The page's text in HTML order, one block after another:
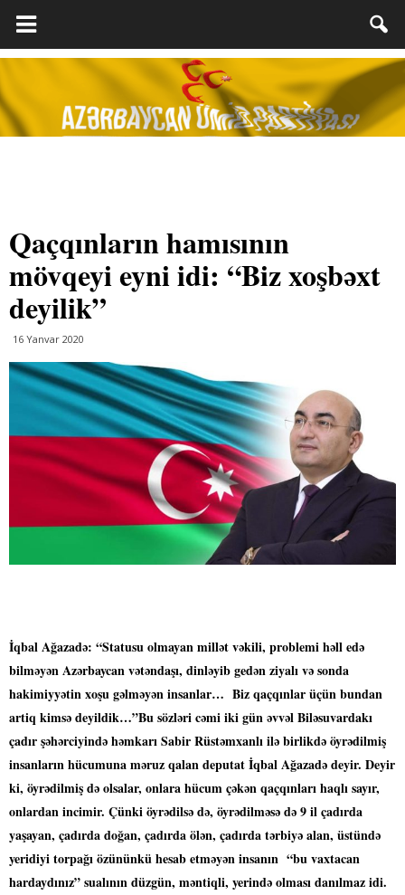
Qaçqınların hamısının
mövqeyi eyni idi: “Biz xoşbəxt
deyilik”
16 Yanvar 2020
İqbal Ağazadə: “Statusu olmayan millət vəkili, problemi həll edə
bilməyən Azərbaycan vətəndaşı, dinləyib gedən ziyalı və sonda
hakimiyyətin xoşu gəlməyən insanlar… Biz qaçqınlar üçün bundan
artiq kimsə deyildik…”Bu sözləri cəmi iki gün əvvəl Biləsuvardakı
çadır şəhərciyində həmkarı Sabir Rüstəmxanlı ilə birlikdə öyrədilmiş
insanların hücumuna məruz qalan deputat İqbal Ağazadə deyir. Deyir
ki, öyrədilmiş də olsalar, onlara hücum çəkən qaçqınları haqlı sayır,
onlardan incimir. Çünki öyrədilsə də, öyrədilməsə də 9 il çadırda
yaşayan, çadırda doğan, çadırda ölən, çadırda tərbiyə alan, üstündə
yeridiyi torpağı özününkü hesab etməyən insanın “bu vaxtacan
hardaydınız” sualının düzgün, məntiqli, yerində olması danılmaz idi.